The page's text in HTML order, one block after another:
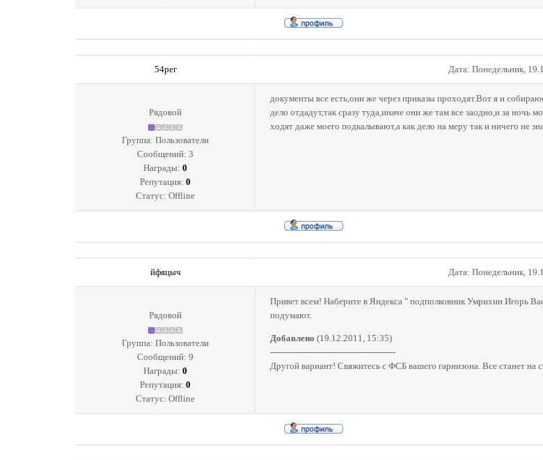
54рег Дата: Понедельник,
Рядовой
Группа: Пользователи
Сообщений: 3
Награды: 0
Репутация: 0
Статус: Offline
документы все есть,они же через приказы проходят.Вот я и
дело отдадут,так сразу туда,иначе они же там все заодно,и за ночь
ходят даже моего подкалывают,а как дело на меру так и ничего не
йфяцыч Дата: Понедельник,
Рядовой
Группа: Пользователи
Сообщений: 9
Награды: 0
Репутация: 0
Статус: Offline
Привет всем! Наберите в Яндекса " подполковник Умрихин Игорь
подумают.
Добавлено (19.12.2011, 15:35)
---------------------------------------------
Другой вариант! Свяжитесь с ФСБ вашего гарнизона. Все станет